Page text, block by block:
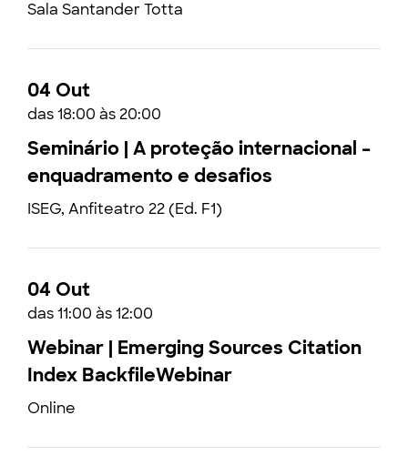
Sala Santander Totta
04 Out
das 18:00 às 20:00
Seminário | A proteção internacional –
enquadramento e desafios
ISEG, Anfiteatro 22 (Ed. F1)
04 Out
das 11:00 às 12:00
Webinar | Emerging Sources Citation
Index BackfileWebinar
Online